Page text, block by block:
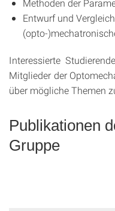
Methoden der
Entwurf und
(opto-
Interessierte
Mitglieder der
über mögliche Themen
Publikationen
Gruppe